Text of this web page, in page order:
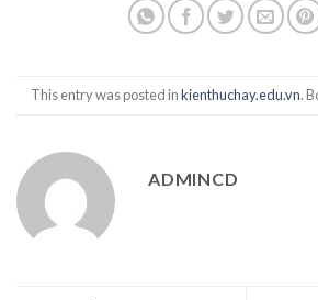
This entry was posted inkienthuchay.edu.vn.
ADMINCD